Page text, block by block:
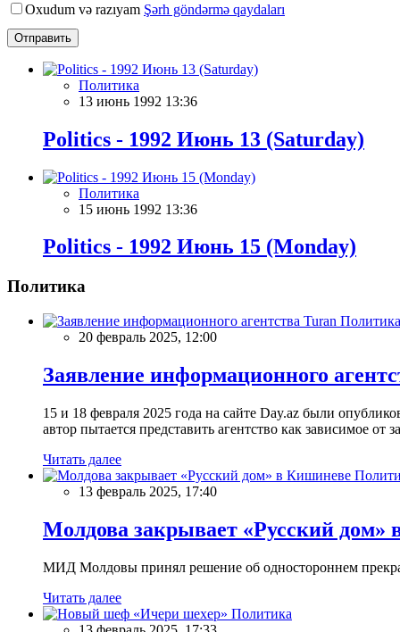
Oxudum və razıyam Şərh göndərmə qaydaları
Отправить
Политика
13 июнь 1992 13:36
Politics - 1992 Июнь 13 (Saturday)
Политика
15 июнь 1992 13:36
Politics - 1992 Июнь 15 (Monday)
Политика
Политика
20 февраль 2025, 12:00
Заявление информационного
15 и 18 февраля 2025 года на сайте Day.az были
автор пытается представить агентство как зависимое
Читать далее
13 февраль 2025, 17:40
Молдова закрывает «Русский дом»
МИД Молдовы принял решение об одностороннем
Читать далее
Политика